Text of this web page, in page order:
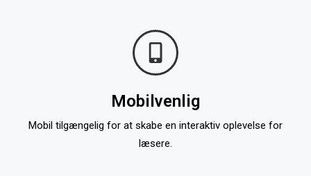
Mobilvenlig
Mobil tilgængelig for at skabe en interaktiv oplevelse for
læsere.